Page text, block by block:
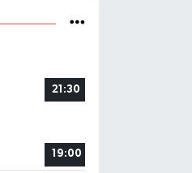
21:30
19:00